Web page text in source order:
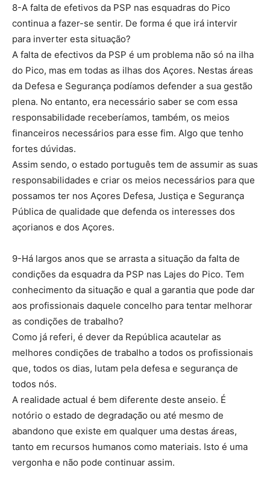
8-A falta de efetivos da PSP nas esquadras do Pico
continua a fazer-se sentir. De forma é que irá intervir
para inverter esta situação?
A falta de efectivos da PSP é um problema não só na ilha
do Pico, mas em todas as ilhas dos Açores. Nestas áreas
da Defesa e Segurança podíamos defender a sua gestão
plena. No entanto, era necessário saber se com essa
responsabilidade receberíamos, também, os meios
financeiros necessários para esse fim. Algo que tenho
fortes dúvidas.
Assim sendo, o estado português tem de assumir as suas
responsabilidades e criar os meios necessários para que
possamos ter nos Açores Defesa, Justiça e Segurança
Pública de qualidade que defenda os interesses dos
açorianos e dos Açores.
9-Há largos anos que se arrasta a situação da falta de
condições da esquadra da PSP nas Lajes do Pico. Tem
conhecimento da situação e qual a garantia que pode dar
aos profissionais daquele concelho para tentar melhorar
as condições de trabalho?
Como já referi, é dever da República acautelar as
melhores condições de trabalho a todos os profissionais
que, todos os dias, lutam pela defesa e segurança de
todos nós.
A realidade actual é bem diferente deste anseio. É
notório o estado de degradação ou até mesmo de
abandono que existe em qualquer uma destas áreas,
tanto em recursos humanos como materiais. Isto é uma
vergonha e não pode continuar assim.